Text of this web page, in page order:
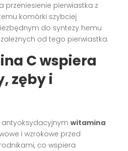
przeniesienie pierwiastka z
komórki szybciej
do syntezy hemu
od tego pierwiastka.
C wspiera
zęby i
antyoksydacyjnymwitamina
i wzrokowe przed
co wspiera